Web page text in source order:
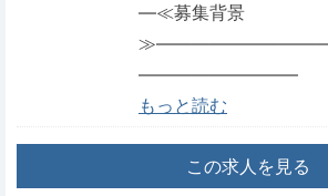
―≪募集背景
―――――――――
もっと読む
この求人を見る